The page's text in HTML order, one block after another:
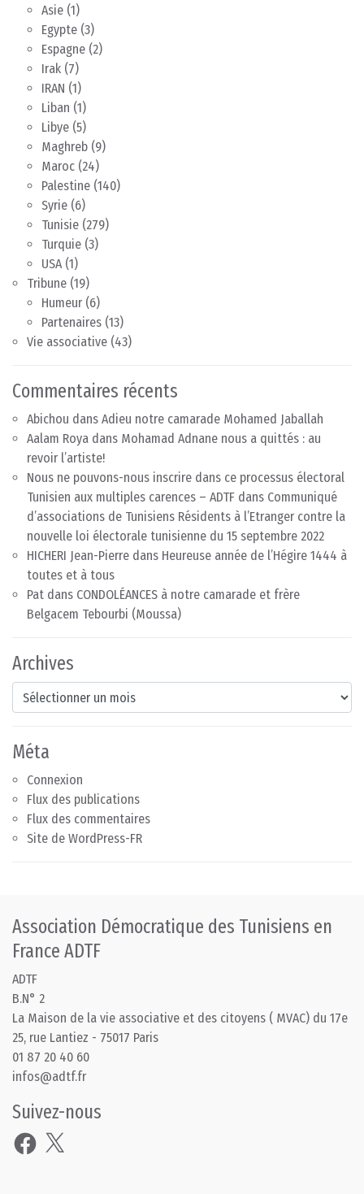
Asie (1)
Egypte (3)
Espagne (2)
Irak (7)
IRAN (1)
Liban (1)
Libye (5)
Maghreb (9)
Maroc (24)
Palestine (140)
Syrie (6)
Tunisie (279)
Turquie (3)
USA(1)
Tribune (19)
Humeur (6)
Partenaires (13)
Vie associative (43)
Commentaires récents
Abichou dans Adieu notre camarade Mohamed Jaballah
Aalam Roya dans Mohamad Adnane nous a quittés : au
revoir l’artiste!
Nous ne pouvons-nous inscrire dans ce processus électoral
Tunisien aux multiples carences – ADTF dans Communiqué
d’associations de Tunisiens Résidents à l’Etranger contre la
nouvelle loi électorale tunisienne du 15 septembre 2022
HICHERI Jean-Pierre dans Heureuse année de l’Hégire 1444 à
toutes et à tous
Pat dans CONDOLÉANCES à notre camarade et frère
Belgacem Tebourbi (Moussa)
Archives
Archives
Méta
Connexion
Flux des publications
Flux des commentaires
Site de WordPress-FR
Association Démocratique des Tunisiens en
France ADTF
ADTF
B.N° 2
La Maison de la vie associative et des citoyens ( MVAC) du 17e
25, rue Lantiez - 75017 Paris
01 87 20 40 60
infos@adtf.fr
Suivez-nous
Facebook
X